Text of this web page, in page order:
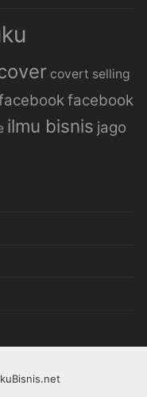
covert selling
facebook
ilmu bisnis jago